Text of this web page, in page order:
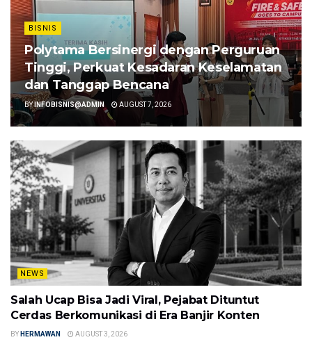
BISNIS
Polytama Bersinergi dengan Perguruan
Tinggi, Perkuat Kesadaran Keselamatan
dan Tanggap Bencana
BY INFOBISNIS@ADMIN AUGUST 7, 2026
NEWS
Salah Ucap Bisa Jadi Viral, Pejabat Dituntut
Cerdas Berkomunikasi di Era Banjir Konten
BY HERMAWAN AUGUST 3, 2026